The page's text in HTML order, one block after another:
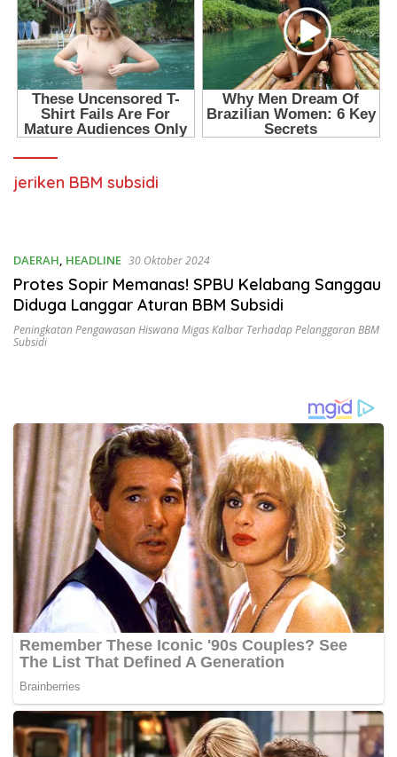
jeriken BBM subsidi
DAERAH, HEADLINE 30 Oktober 2024
Protes Sopir Memanas! SPBU Kelabang Sanggau
Diduga Langgar Aturan BBM Subsidi
Peningkatan Pengawasan Hiswana Migas Kalbar Terhadap Pelanggaran BBM
Subsidi